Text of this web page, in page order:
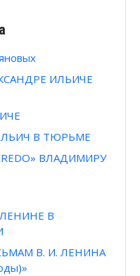
ИЛЬИЧЕ
В ТЮРЬМЕ
ВЛАДИМИРУ
В
В. И. ЛЕНИНА